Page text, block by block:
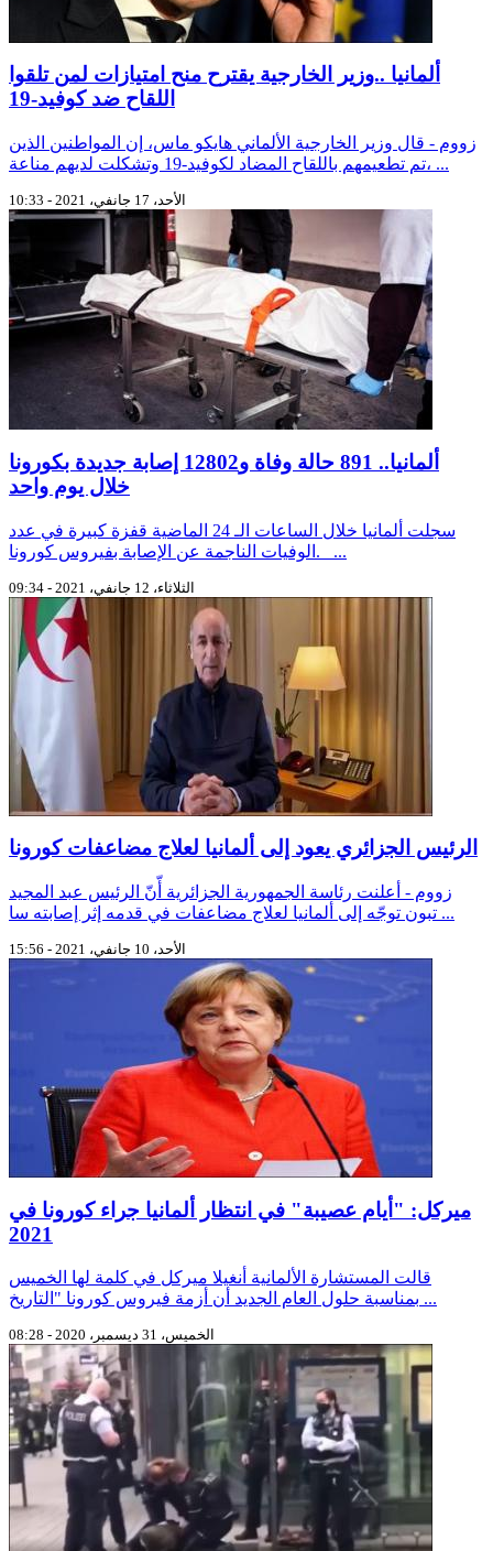
ألمانيا ..وزير الخارجية يقترح منح امتيازات لمن تلقوا
اللقاح ضد كوفيد-19
زووم - قال وزير الخارجية الألماني هايكو ماس، إن المواطنين الذين
تم تطعيمهم باللقاح المضاد لكوفيد-19 وتشكلت لديهم مناعة، ...
الأحد، 17 جانفي، 2021 - 10:33
ألمانيا.. 891 حالة وفاة و12802 إصابة جديدة بكورونا
خلال يوم واحد
سجلت ألمانيا خلال الساعات الـ 24 الماضية قفزة كبيرة في عدد
الوفيات الناجمة عن الإصابة بفيروس كورونا. ...
الثلاثاء، 12 جانفي، 2021 - 09:34
الرئيس الجزائري يعود إلى ألمانيا لعلاج مضاعفات كورونا
زووم - أعلنت رئاسة الجمهورية الجزائرية أّنّ الرئيس عبد المجيد
تبون توجّه إلى ألمانيا لعلاج مضاعفات في قدمه إثر إصابته سا ...
الأحد، 10 جانفي، 2021 - 15:56
ميركل: "أيام عصيبة" في انتظار ألمانيا جراء كورونا في
2021
قالت المستشارة الألمانية أنغيلا ميركل في كلمة لها الخميس
بمناسبة حلول العام الجديد أن أزمة فيروس كورونا "التاريخ ...
الخميس، 31 ديسمبر، 2020 - 08:28